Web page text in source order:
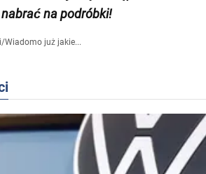
na podróbki!
/Wiadomo już jakie...